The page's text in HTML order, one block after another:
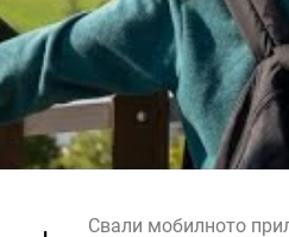
Свали мобилното